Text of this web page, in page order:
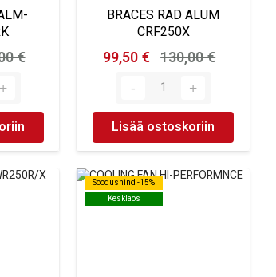
€
BRACES RAD ALUM
CRF250X
99,50 € 130,00 €
Lisää ostoskoriin
Soodushind -15%
Kesklaos
Soodushind -15%
Kesklaos